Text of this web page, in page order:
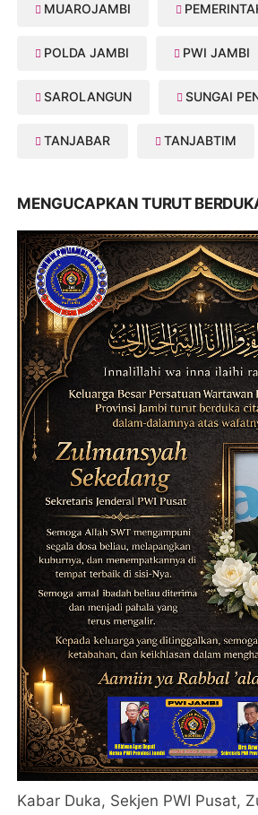
MUAROJAMBI
POLDA JAMBI PWI JAMBI
SAROLANGUN SUNGAI
TANJABAR TANJABTIM
MENGUCAPKAN TURUT
Kabar Duka, Sekjen PWI Pusat,